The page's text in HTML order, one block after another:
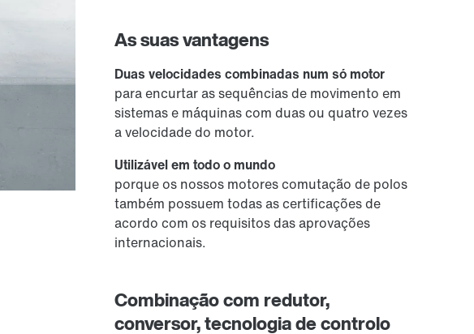
As suas vantagens
Duas velocidades combinadas num só motor
para encurtar as sequências de movimento em
sistemas e máquinas com duas ou quatro vezes
a velocidade do motor.
Utilizável em todo o mundo
porque os nossos motores comutação de polos
também possuem todas as certificações de
acordo com os requisitos das aprovações
internacionais.